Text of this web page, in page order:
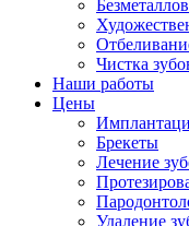
Чистка
Наши работы
Цены
Брекеты
Лечение
Удаление